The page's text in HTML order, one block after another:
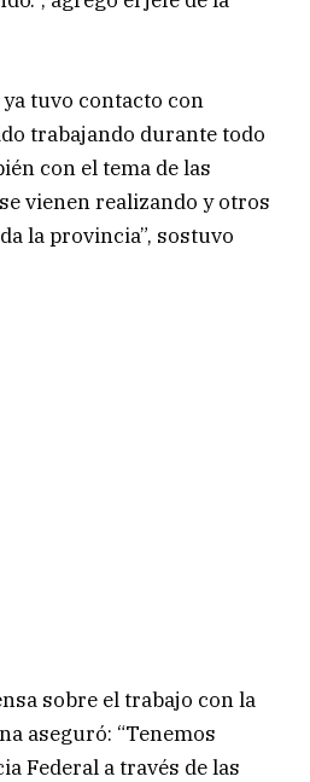
tuvo contacto con
trabajando durante todo
con el tema de las
vienen realizando y otros
la provincia”, sostuvo
sobre el trabajo con la
aseguró: “Tenemos
Federal a través de las